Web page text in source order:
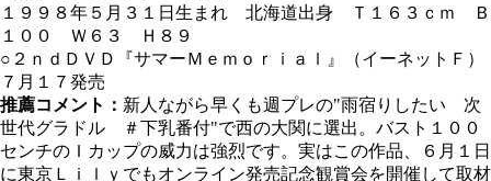
１９９８年５月３１日生まれ 北海道出身 Ｔ１６３ｃｍ Ｂ
１００ Ｗ６３ Ｈ８９
○２ｎｄＤＶＤ『サマーＭｅｍｏｒｉａｌ』（イーネットＦ）
７月１７発売
推薦コメント： 新人ながら早くも週プレの"雨宿りしたい 次
世代グラドル ＃下乳番付"で西の大関に選出。バスト１００
センチのＩカップの威力は強烈です。実はこの作品、６月１日
に東京Ｌｉｌｙでもオンライン発売記念観賞会を開催して取材